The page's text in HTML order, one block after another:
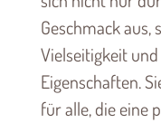
Geschmack
Vielseitigkeit
Eigenschaften.
für alle, die eine